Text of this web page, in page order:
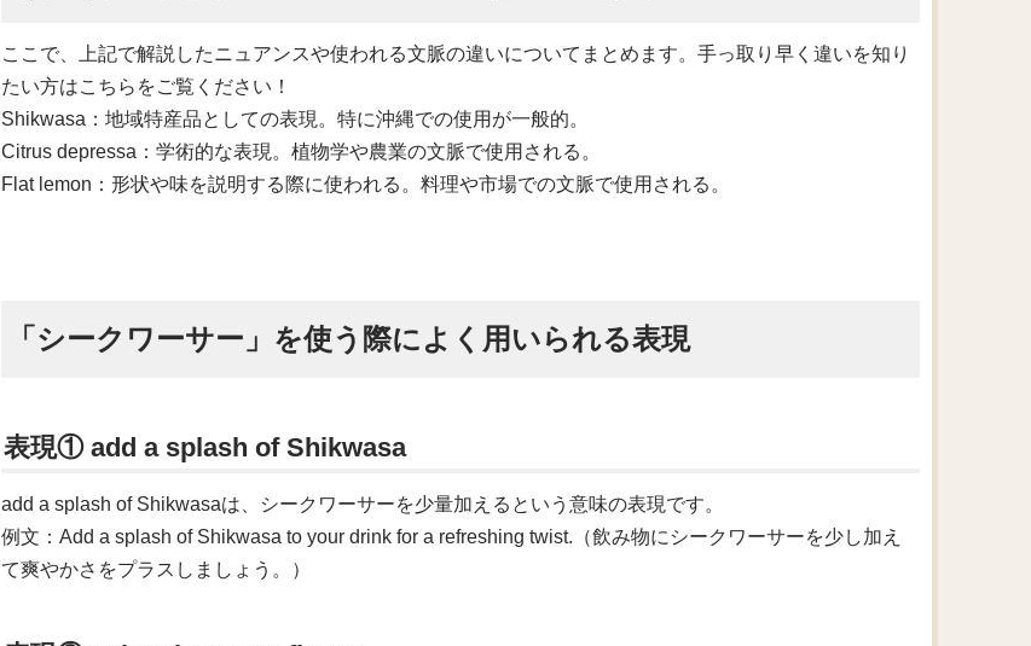
ここで、上記で解説したニュアンスや使われる文脈の違いについてまとめます。手っ取り早く違いを知り
たい方はこちらをご覧ください！
Shikwasa：地域特産品としての表現。特に沖縄での使用が一般的。
Citrus depressa：学術的な表現。植物学や農業の文脈で使用される。
Flat lemon：形状や味を説明する際に使われる。料理や市場での文脈で使用される。
「シークワーサー」を使う際によく用いられる表現
表現① add a splash of Shikwasa
add a splash of Shikwasaは、シークワーサーを少量加えるという意味の表現です。
例文：Add a splash of Shikwasa to your drink for a refreshing twist.（飲み物にシークワーサーを少し加え
て爽やかさをプラスしましょう。）